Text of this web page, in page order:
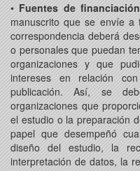
•Fuentes de
manuscrito que se envíe
correspondencia deberá
o personales que puedan
organizaciones y que
intereses en relación
publicación. Así, se
organizaciones que
el estudio o la preparación
papel que desempeñó
diseño del estudio, la
interpretación de datos, la